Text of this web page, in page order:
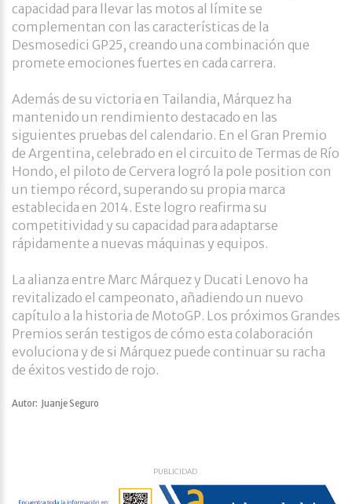
capacidad para llevar las motos al límite se
complementan con las características de la
Desmosedici GP25, creando una combinación que
promete emociones fuertes en cada carrera.​
Además de su victoria en Tailandia, Márquez ha
mantenido un rendimiento destacado en las
siguientes pruebas del calendario. En el Gran Premio
de Argentina, celebrado en el circuito de Termas de Río
Hondo, el piloto de Cervera logró la pole position con
un tiempo récord, superando su propia marca
establecida en 2014. Este logro reafirma su
competitividad y su capacidad para adaptarse
rápidamente a nuevas máquinas y equipos. ​
La alianza entre Marc Márquez y Ducati Lenovo ha
revitalizado el campeonato, añadiendo un nuevo
capítulo a la historia de MotoGP. Los próximos Grandes
Premios serán testigos de cómo esta colaboración
evoluciona y de si Márquez puede continuar su racha
de éxitos vestido de rojo.
Autor: Juanje Seguro
PUBLICIDAD